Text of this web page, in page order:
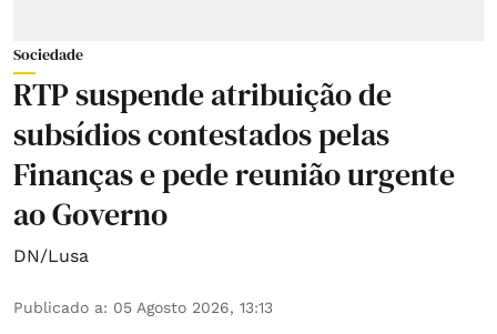
Sociedade
RTP suspende atribuição de
subsídios contestados pelas
Finanças e pede reunião urgente
ao Governo
DN/Lusa
Publicado a: 05 Agosto 2026, 13:13